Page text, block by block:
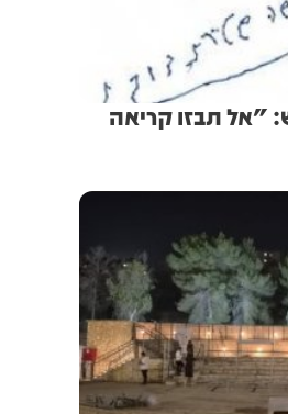
"אל תבזו קריאה